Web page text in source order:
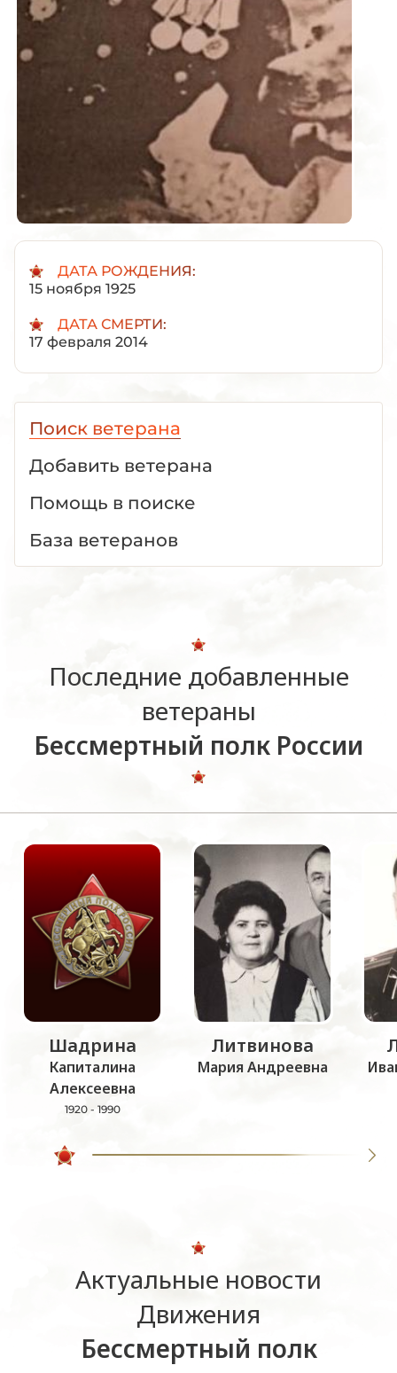
ДАТА РОЖДЕНИЯ:
15 ноября 1925
ДАТА СМЕРТИ:
17 февраля 2014
Поиск ветерана
Добавить ветерана
Помощь в поиске
База ветеранов
Последние добавленные
ветераны
Бессмертный полк России
Шадрина
Капиталина
Алексеевна
1920 - 1990
Литвинова
Мария Андреевна
Актуальные новости
Движения
Бессмертный полк